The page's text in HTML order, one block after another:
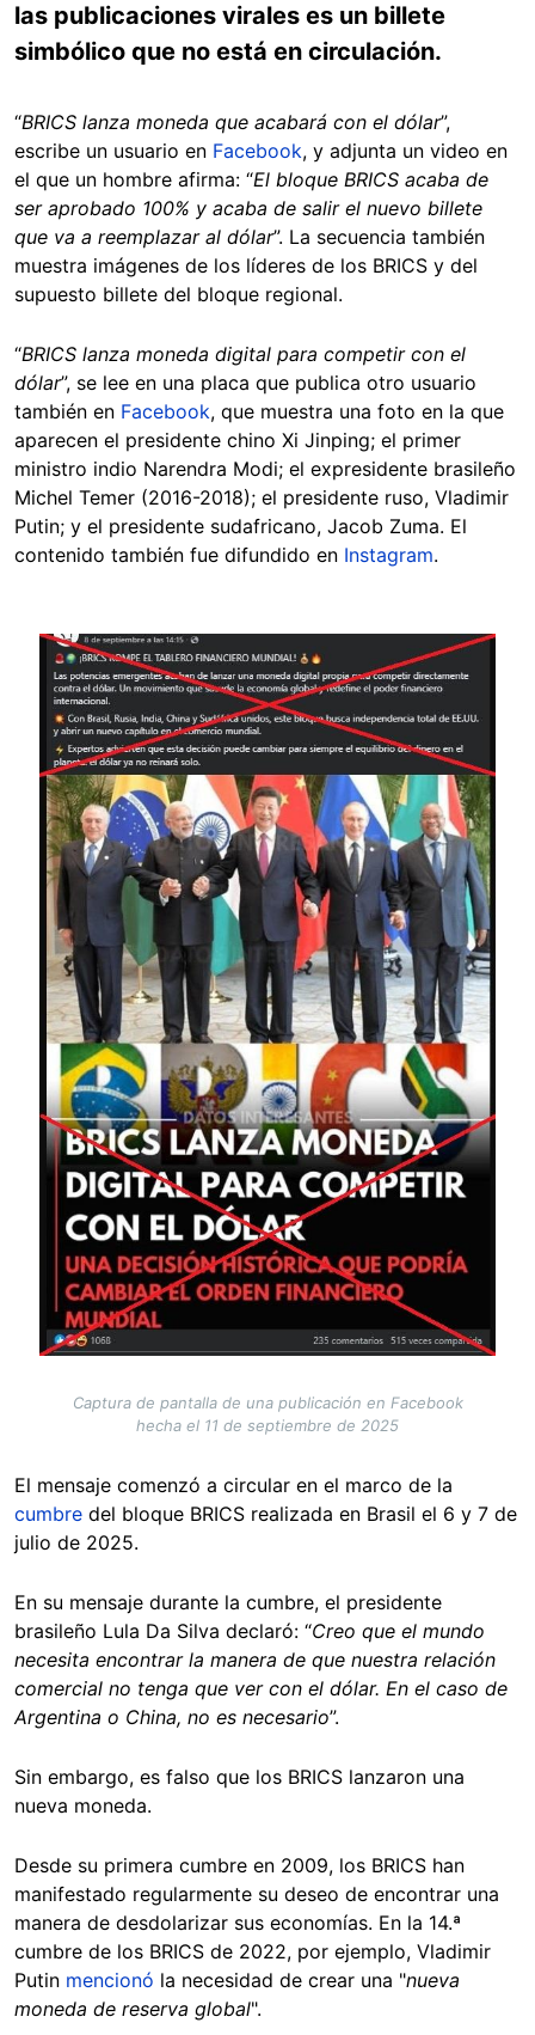
las publicaciones virales es un billete
simbólico que no está en circulación.
“BRICS lanza moneda que acabará con el dólar”,
escribe un usuario en Facebook, y adjunta un video en
el que un hombre afirma: “El bloque BRICS acaba de
ser aprobado 100% y acaba de salir el nuevo billete
que va a reemplazar al dólar”. La secuencia también
muestra imágenes de los líderes de los BRICS y del
supuesto billete del bloque regional.
“BRICS lanza moneda digital para competir con el
dólar”, se lee en una placa que publica otro usuario
también en Facebook, que muestra una foto en la que
aparecen el presidente chino Xi Jinping; el primer
ministro indio Narendra Modi; el expresidente brasileño
Michel Temer (2016-2018); el presidente ruso, Vladimir
Putin; y el presidente sudafricano, Jacob Zuma. El
contenido también fue difundido en Instagram.
Image
Captura de pantalla de una publicación en Facebook
hecha el 11 de septiembre de 2025
El mensaje comenzó a circular en el marco de la
cumbre del bloque BRICS realizada en Brasil el 6 y 7 de
julio de 2025.
En su mensaje durante la cumbre, el presidente
brasileño Lula Da Silva declaró: “Creo que el mundo
necesita encontrar la manera de que nuestra relación
comercial no tenga que ver con el dólar. En el caso de
Argentina o China, no es necesario”.
Sin embargo, es falso que los BRICS lanzaron una
nueva moneda.
Desde su primera cumbre en 2009, los BRICS han
manifestado regularmente su deseo de encontrar una
manera de desdolarizar sus economías. En la 14.ª
cumbre de los BRICS de 2022, por ejemplo, Vladimir
Putin mencionó la necesidad de crear una "nueva
moneda de reserva global".